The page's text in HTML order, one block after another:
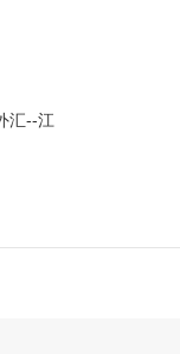
汇--江